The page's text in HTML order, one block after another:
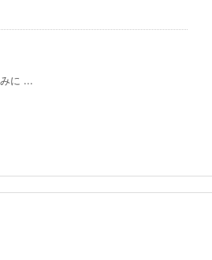
に ...